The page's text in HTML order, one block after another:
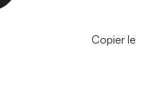
Copier le